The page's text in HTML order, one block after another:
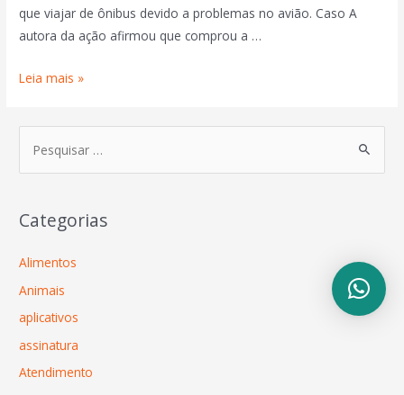
que viajar de ônibus devido a problemas no avião. Caso A
autora da ação afirmou que comprou a …
Leia mais »
Categorias
Alimentos
Animais
aplicativos
assinatura
Atendimento